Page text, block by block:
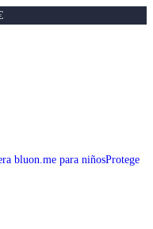
bluon.me para niñosProtege